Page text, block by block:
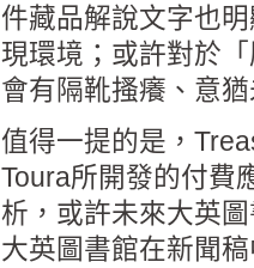
件藏品解說文字也
現環境；或許對於
會有隔靴搔癢、意
值得一提的是，
Toura所開發的付費
析，或許未來大英
大英圖書館在新聞